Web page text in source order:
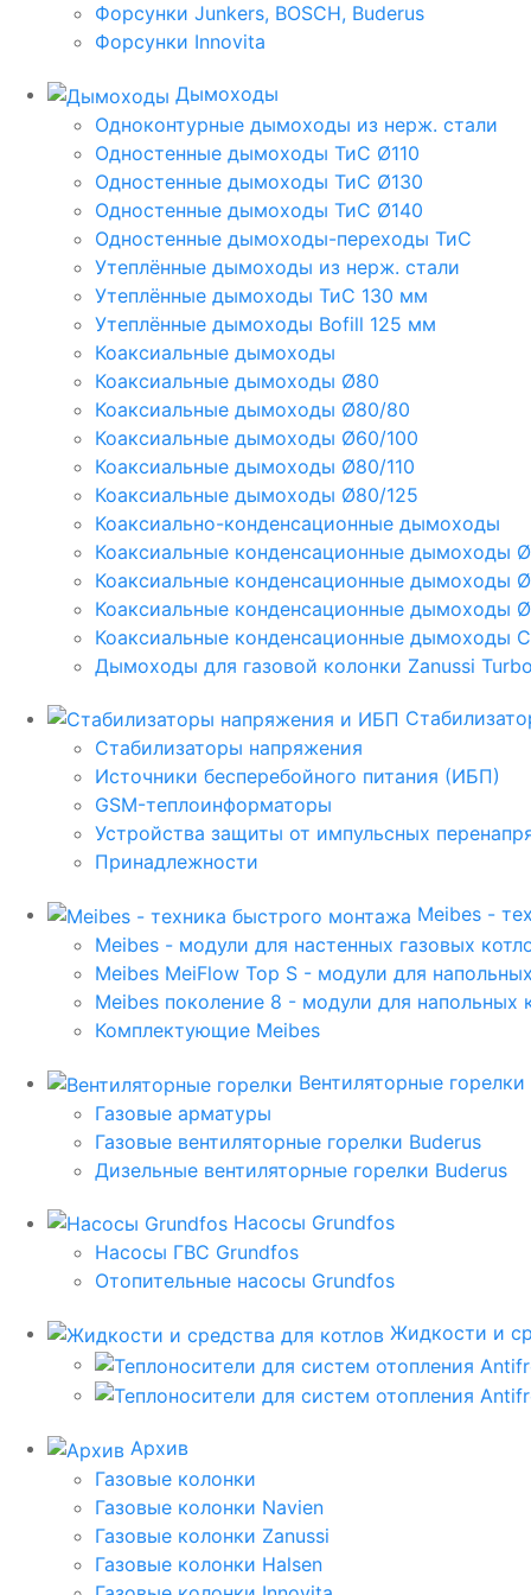
Форсунки Junkers, BOSCH, Buderus
Форсунки Innovita
Дымоходы
Одноконтурные дымоходы из нерж. стали
Одностенные дымоходы ТиС Ø110
Одностенные дымоходы ТиС Ø130
Одностенные дымоходы ТиС Ø140
Одностенные дымоходы-переходы ТиС
Утеплённые дымоходы из нерж. стали
Утеплённые дымоходы ТиС 130 мм
Утеплённые дымоходы Bofill 125 мм
Коаксиальные дымоходы
Коаксиальные дымоходы Ø80
Коаксиальные дымоходы Ø80/80
Коаксиальные дымоходы Ø60/100
Коаксиальные дымоходы Ø80/110
Коаксиальные дымоходы Ø80/125
Коаксиально-конденсационные дымоходы
Коаксиальные конденсационные дымоходы
Коаксиальные конденсационные дымоходы
Коаксиальные конденсационные дымоходы
Коаксиальные конденсационные дымоходы
Дымоходы для газовой колонки Zanussi
Стабилизаторы напряжения
Источники бесперебойного питания (ИБП)
GSM-теплоинформаторы
Устройства защиты от импульсных
Принадлежности
Meibes -
Meibes - модули для настенных газовых
Meibes MeiFlow Top S - модули для
Meibes поколение 8 - модули для напольных
Комплектующие Meibes
Вентиляторные горелки
Газовые арматуры
Газовые вентиляторные горелки Buderus
Дизельные вентиляторные горелки Buderus
Насосы Grundfos
Насосы ГВС Grundfos
Отопительные насосы Grundfos
Жидкости и
Архив
Газовые колонки
Газовые колонки Navien
Газовые колонки Zanussi
Газовые колонки Halsen